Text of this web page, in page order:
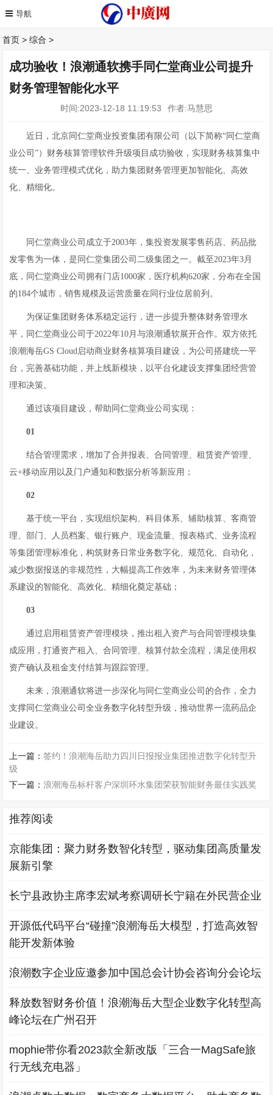
首页 >综合 >
成功验收！浪潮通软携手同仁堂商业公司提升
财务管理智能化水平
时间:2023-12-18 11:19:53 作者:马慧思
近日，北京同仁堂商业投资集团有限公司（以下简称“同仁堂商
业公司”）财务核算管理软件升级项目成功验收，实现财务核算集中
统一、业务管理模式优化，助力集团财务管理更加智能化、高效
化、精细化。
同仁堂商业公司成立于2003年，集投资发展零售药店、药品批
发零售为一体，是同仁堂集团公司二级集团之一。截至2023年3月
底，同仁堂商业公司拥有门店1000家，医疗机构620家，分布在全国
的184个城市，销售规模及运营质量在同行业位居前列。
为保证集团财务体系稳定运行，进一步提升整体财务管理水
平，同仁堂商业公司于2022年10月与浪潮通软展开合作。双方依托
浪潮海岳GS Cloud启动商业财务核算项目建设，为公司搭建统一平
台，完善基础功能，并上线新模块，以平台化建设支撑集团经营管
理和决策。
通过该项目建设，帮助同仁堂商业公司实现：
01
结合管理需求，增加了合并报表、合同管理、租赁资产管理、
云+移动应用以及门户通知和数据分析等新应用；
02
基于统一平台，实现组织架构、科目体系、辅助核算、客商管
理、部门、人员档案、银行账户、现金流量、报表格式、业务流程
等集团管理标准化，构筑财务日常业务数字化、规范化、自动化，
减少数据报送的非规范性，大幅提高工作效率，为未来财务管理体
系建设的智能化、高效化、精细化奠定基础；
03
通过启用租赁资产管理模块，推出租入资产与合同管理模块集
成应用，打通资产租入、合同管理、核算付款全流程，满足使用权
资产确认及租金支付结算与跟踪管理。
未来，浪潮通软将进一步深化与同仁堂商业公司的合作，全力
支撑同仁堂商业公司全业务数字化转型升级，推动世界一流药品企
业建设。
上一篇：签约！浪潮海岳助力四川日报报业集团推进数字化转型升
级
下一篇：浪潮海岳标杆客户深圳环水集团荣获智能财务最佳实践奖
推荐阅读
京能集团：聚力财务数智化转型，驱动集团高质量发
展新引擎
长宁县政协主席李宏斌考察调研长宁籍在外民营企业
开源低代码平台“碰撞”浪潮海岳大模型，打造高效智
能开发新体验
浪潮数字企业应邀参加中国总会计协会咨询分会论坛
释放数智财务价值！浪潮海岳大型企业数字化转型高
峰论坛在广州召开
mophie带你看2023款全新改版「三合一MagSafe旅
行无线充电器」